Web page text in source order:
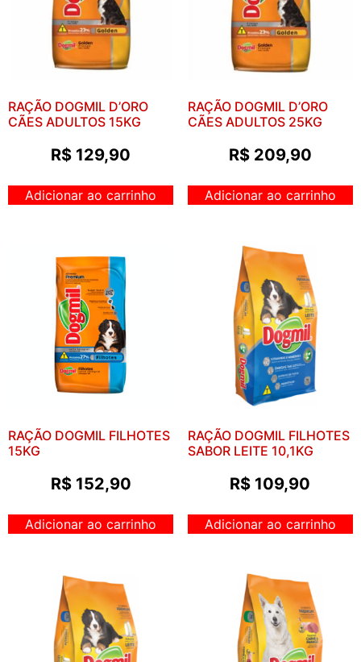
RAÇÃO DOGMIL D’ORO
CÃES ADULTOS 15KG
R$ 129,90
Adicionar ao carrinho
RAÇÃO DOGMIL D’ORO
CÃES ADULTOS 25KG
R$209,90
Adicionar ao carrinho
RAÇÃO DOGMIL FILHOTES
15KG
R$152,90
Adicionar ao carrinho
RAÇÃO DOGMIL FILHOTES
SABOR LEITE 10,1KG
R$ 109,90
Adicionar ao carrinho